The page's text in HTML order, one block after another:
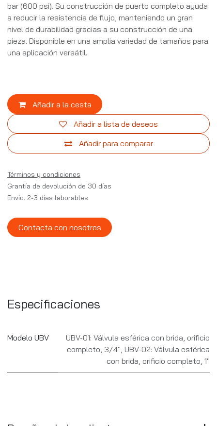
bar (600 psi). Su construcción de puerto completo ayuda
a reducir la resistencia de flujo, manteniendo un gran
nivel de durabilidad gracias a su construcción de una
pieza. Disponible en una amplia variedad de tamaños para
una aplicación versátil.
Añadir a la cesta
Añadir para comparar
Añadir a lista de deseos
Términos y condiciones
Grantía de devolución de 30 días
Envío: 2-3 días laborables
Contacta con nosotros
Especificaciones
Modelo UBV
UBV-01: Válvula esférica con brida, orificio
completo, 3/4" UBV-02: Válvula esférica
con brida, orificio completo, 1"